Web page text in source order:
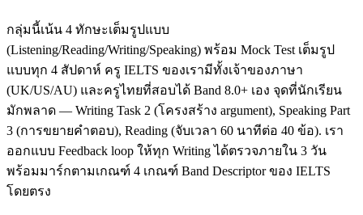
กลุ่มนี้เน้น 4 ทักษะเต็มรูปแบบ
(Listening/Reading/Writing/Speaking) พร้อม Mock Test เต็มรูป
แบบทุก 4 สัปดาห์ ครู IELTS ของเรามีทั้งเจ้าของภาษา
(UK/US/AU) และครูไทยที่สอบได้ Band 8.0+ เอง จุดที่นักเรียน
มักพลาด — Writing Task 2 (โครงสร้าง argument), Speaking Part
3 (การขยายคำตอบ), Reading (จับเวลา 60 นาทีต่อ 40 ข้อ). เรา
ออกแบบ Feedback loop ให้ทุก Writing ได้ตรวจภายใน 3 วัน
พร้อมมาร์กตามเกณฑ์ 4 เกณฑ์ Band Descriptor ของ IELTS
โดยตรง